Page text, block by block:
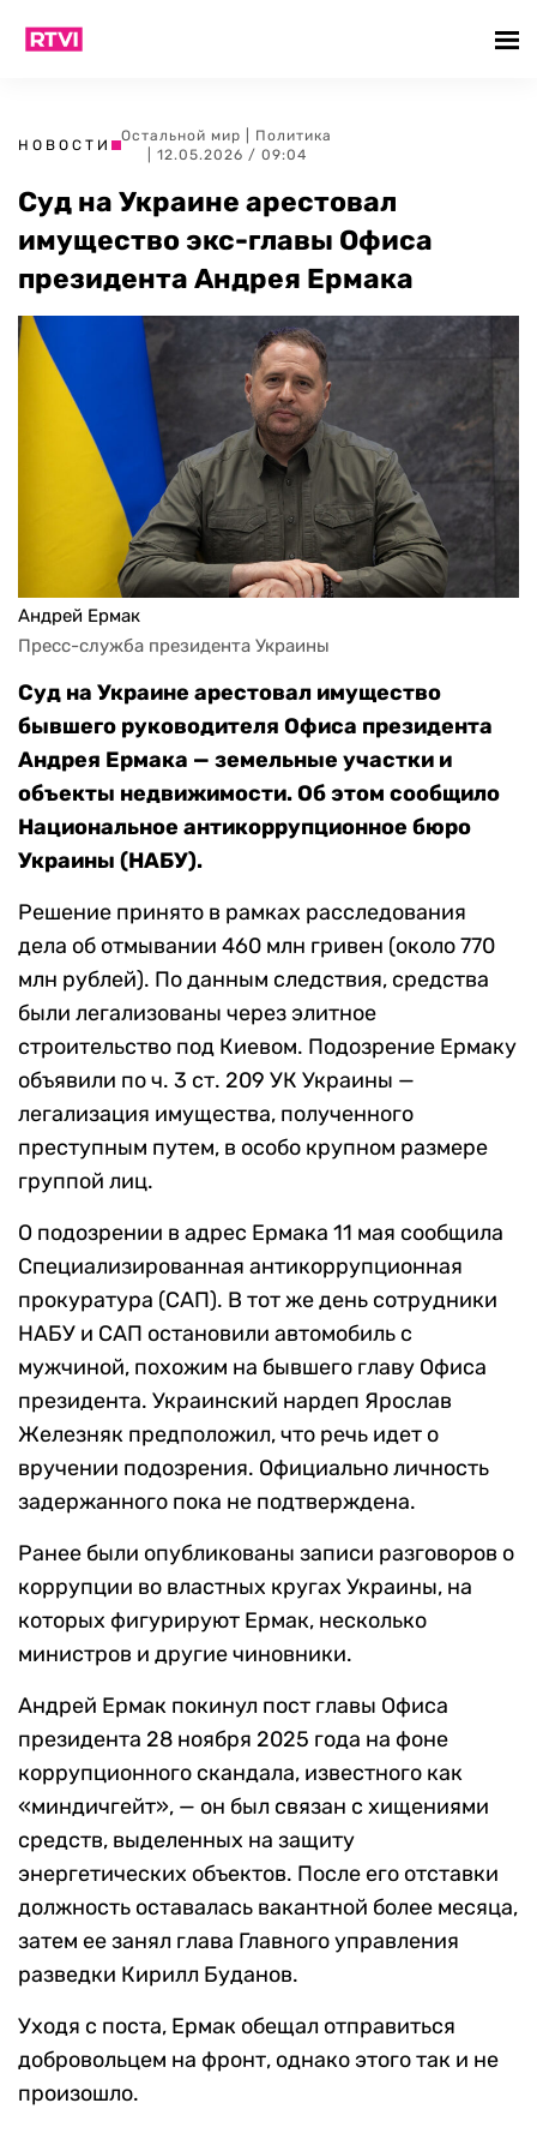
НОВОСТИ
Остальной мир
Политика
| 12.05.2026 / 09:04
Суд на Украине арестовал
имущество экс-главы Офиса
президента Андрея Ермака
Андрей Ермак
Пресс-служба президента Украины
Суд на Украине арестовал имущество
бывшего руководителя Офиса президента
Андрея Ермака — земельные участки и
объекты недвижимости. Об этом сообщило
Национальное антикоррупционное бюро
Украины (НАБУ).
Решение принято в рамках расследования
дела об отмывании 460 млн гривен (около 770
млн рублей). По данным следствия, средства
были легализованы через элитное
строительство под Киевом. Подозрение Ермаку
объявили по ч. 3 ст. 209 УК Украины —
легализация имущества, полученного
преступным путем, в особо крупном размере
группой лиц.
О подозрении в адрес Ермака 11 мая сообщила
Специализированная антикоррупционная
прокуратура (САП). В тот же день сотрудники
НАБУ и САП остановили автомобиль с
мужчиной, похожим на бывшего главу Офиса
президента. Украинский нардеп Ярослав
Железняк предположил, что речь идет о
вручении подозрения. Официально личность
задержанного пока не подтверждена.
Ранее были опубликованы записи разговоров о
коррупции во властных кругах Украины, на
которых фигурируют Ермак, несколько
министров и другие чиновники.
Андрей Ермак покинул пост главы Офиса
президента 28 ноября 2025 года на фоне
коррупционного скандала, известного как
«миндичгейт», — он был связан с хищениями
средств, выделенных на защиту
энергетических объектов. После его отставки
должность оставалась вакантной более месяца,
затем ее занял глава Главного управления
разведки Кирилл Буданов.
Уходя с поста, Ермак обещал отправиться
добровольцем на фронт, однако этого так и не
произошло.